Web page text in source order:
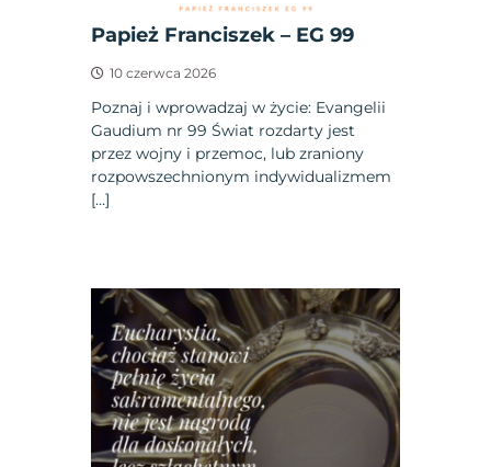
Papież Franciszek – EG 99
10 czerwca 2026
Poznaj i wprowadzaj w życie: Evangelii
Gaudium nr 99 Świat rozdarty jest
przez wojny i przemoc, lub zraniony
rozpowszechnionym indywidualizmem
[…]